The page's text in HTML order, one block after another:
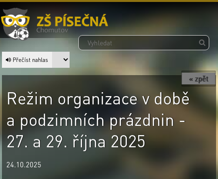
Přečíst nahlas
« zpět
Režim organizace v době
a podzimních prázdnin -
27. a 29. října 2025
24.10.2025